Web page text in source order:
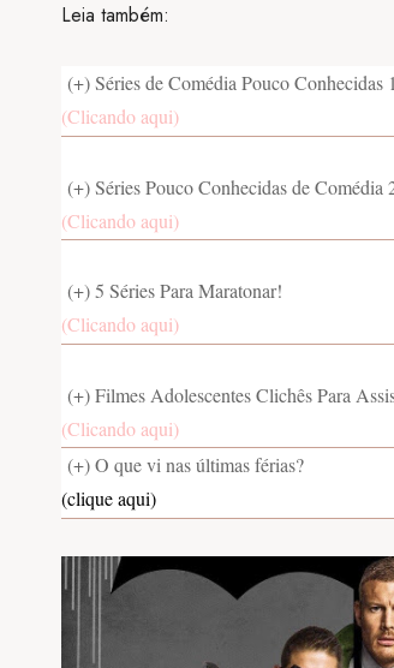
Leia também:
(+) Séries de Comédia Pouco Conhecidas 1
(Clicando aqui)
(+) Séries Pouco Conhecidas de Comédia
(Clicando aqui)
(+) 5 Séries Para Maratonar!
(Clicando aqui)
(+) Filmes Adolescentes Clichês Para
(Clicando aqui)
(+) O que vi nas últimas férias?
(clique aqui)